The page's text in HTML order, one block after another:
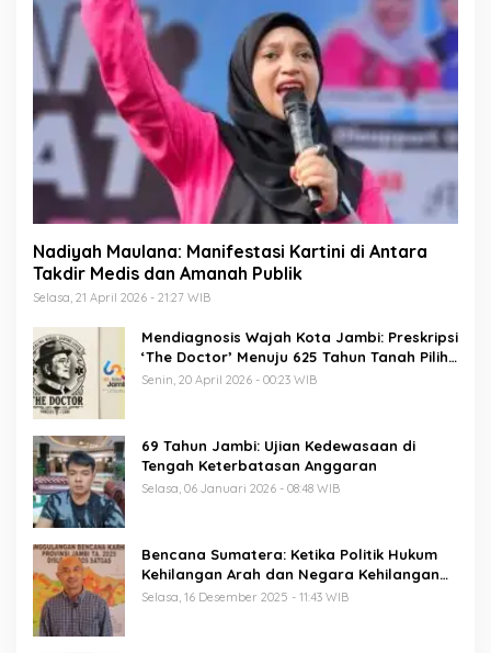
Nadiyah Maulana: Manifestasi Kartini di Antara
Takdir Medis dan Amanah Publik
Selasa, 21 April 2026 - 21:27 WIB
Mendiagnosis Wajah Kota Jambi: Preskripsi
‘The Doctor’ Menuju 625 Tahun Tanah Pilih
Pusako Batuah
Senin, 20 April 2026 - 00:23 WIB
69 Tahun Jambi: Ujian Kedewasaan di
Tengah Keterbatasan Anggaran
Selasa, 06 Januari 2026 - 08:48 WIB
Bencana Sumatera: Ketika Politik Hukum
Kehilangan Arah dan Negara Kehilangan
Keberanian
Selasa, 16 Desember 2025 - 11:43 WIB